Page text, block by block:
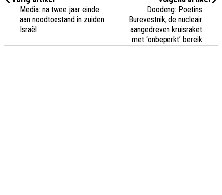
Media: na twee jaar einde
aan noodtoestand in zuiden
Israël
Doodeng: Poetins
Burevestnik, de nucleair
aangedreven kruisraket
met ‘onbeperkt’ bereik